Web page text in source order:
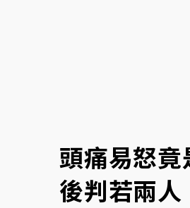
頭痛易怒
後判若兩人